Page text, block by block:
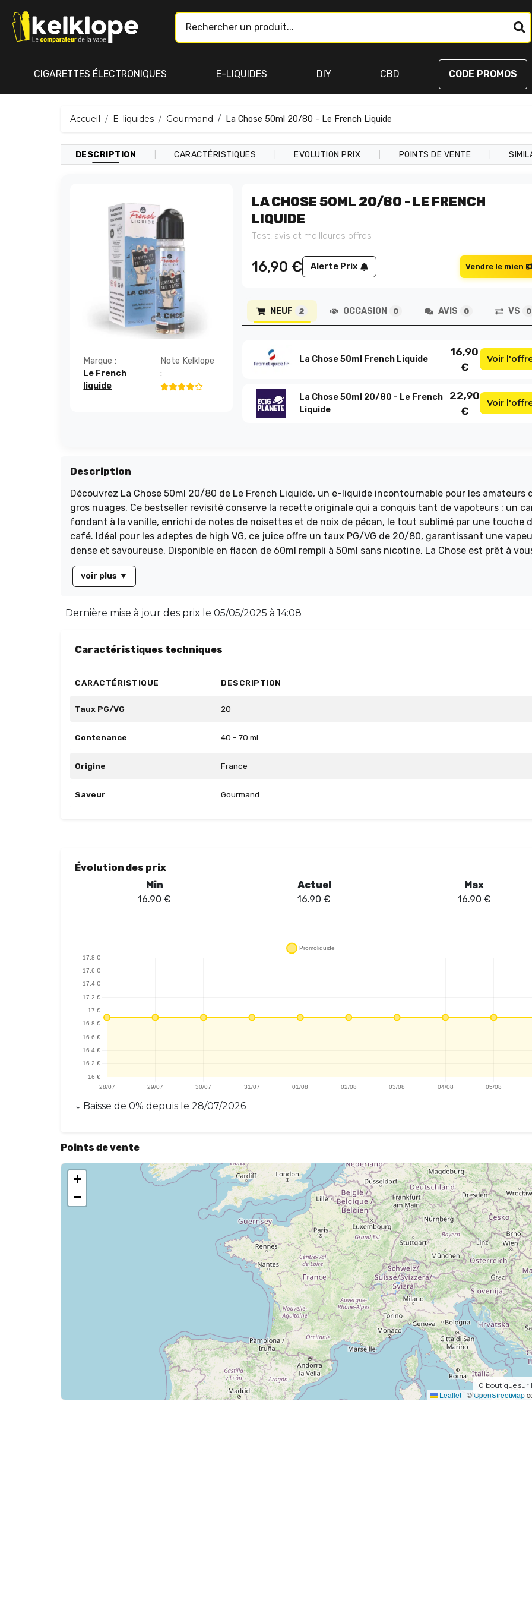
CIGARETTES ÉLECTRONIQUES E-LIQUIDES DIY CBD CODE PROMOS
Accueil E-liquides Gourmand La Chose 50ml 20/80 - Le French Liquide
DESCRIPTION CARACTÉRISTIQUES EVOLUTION PRIX POINTS DE VENTE
Marque :
Le French
liquide
Note Kelklope
:
LA CHOSE 50ML 20/80 - LE FRENCH
LIQUIDE
Test, avis et meilleures offres
16,90 € Alerte Prix Vendre le mien
NEUF 2 OCCASION 0 AVIS 0 VS 0
La Chose 50ml French Liquide
16,90
€
Voir
La Chose 50ml 20/80 - Le French
Liquide
22,90
€
Voir
Description
Découvrez La Chose 50ml 20/80 de Le French Liquide, un e-liquide incontournable pour les amateurs
gros nuages. Ce bestseller revisité conserve la recette originale qui a conquis tant de vapoteurs : un
fondant à la vanille, enrichi de notes de noisettes et de noix de pécan, le tout sublimé par une touche
café. Idéal pour les adeptes de high VG, ce juice offre un taux PG/VG de 20/80, garantissant une
dense et savoureuse. Disponible en flacon de 60ml rempli à 50ml sans nicotine, La Chose est prêt à
époustoufler avec ses arômes gourmands et intenses.
voir plus ▼
Dernière mise à jour des prix le 05/05/2025 à 14:08
Caractéristiques techniques
CARACTÉRISTIQUE DESCRIPTION
Taux PG/VG 20
Contenance 40 - 70 ml
Origine France
Saveur Gourmand
Évolution des prix
Min
16.90 €
Actuel
16.90 €
Max
16.90 €
↓ Baisse de 0% depuis le 28/07/2026
Points de vente
+
−
Leaflet | ©OpenStreetMap
0 boutique sur